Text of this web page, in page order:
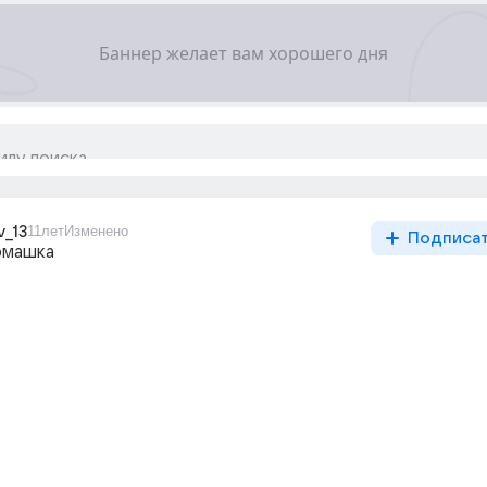
11летИзменено